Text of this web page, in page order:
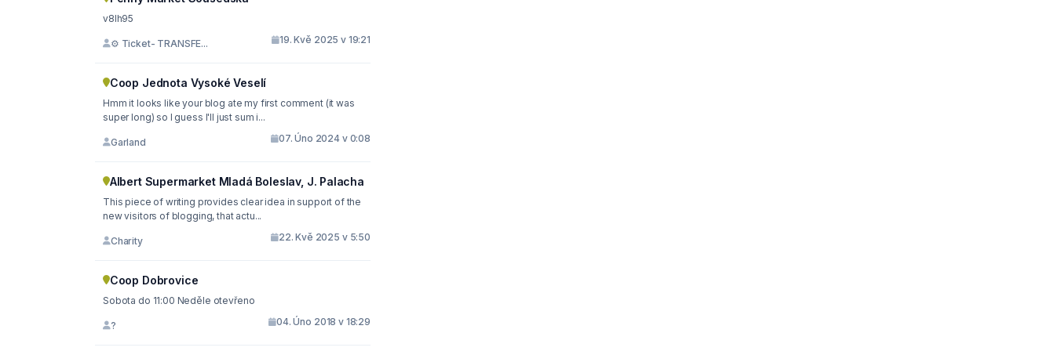
v8lh95
⚙ Ticket- TRANSFE... 19. Kvě 2025 v 19:21
Coop Jednota Vysoké Veselí
Hmm it looks like your blog ate my first comment (it was
super long) so I guess I'll just sum i...
Garland 07. Úno 2024 v 0:08
Albert Supermarket Mladá Boleslav, J. Palacha
This piece of writing provides clear idea in support of the
new visitors of blogging, that actu...
Charity 22. Kvě 2025 v 5:50
Coop Dobrovice
Sobota do 11:00 Neděle otevřeno
? 04. Úno 2018 v 18:29